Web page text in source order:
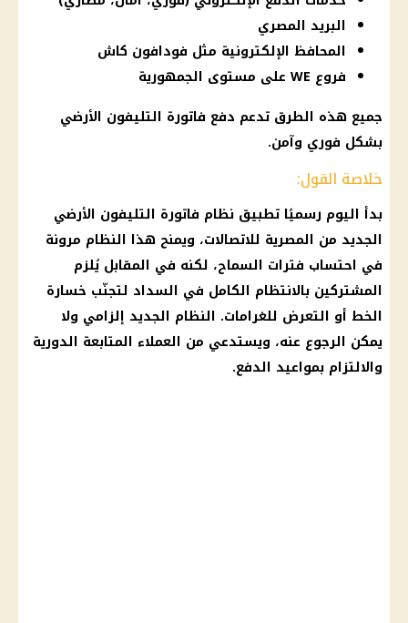
البريد المصري
المحافظ الإلكترونية مثل فودافون كاش
فروع WE على مستوى الجمهورية
جميع هذه الطرق تدعم دفع فاتورة التليفون الأرضي
بشكل فوري وآمن.
خلاصة القول:
بدأ اليوم رسميًا تطبيق نظام فاتورة التليفون الأرضي
الجديد من المصرية للاتصالات، ويمنح هذا النظام مرونة
في احتساب فترات السماح، لكنه في المقابل يُلزم
المشتركين بالانتظام الكامل في السداد لتجنّب خسارة
الخط أو التعرض للغرامات. النظام الجديد إلزامي ولا
يمكن الرجوع عنه، ويستدعي من العملاء المتابعة الدورية
والالتزام بمواعيد الدفع.